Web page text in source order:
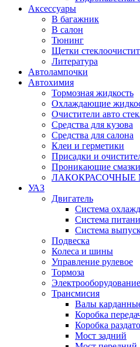
Аксессуары
В багажник
В салон
Тюнинг
Щетки
Литература
Автолампочки
Автохимия
Тормозная жидкость
Охлаждающие
Очистители авто
Средства для кузова
Средства для салона
Клеи и герметики
Присадки и
Проникающие смазки
ЛАКОКРАСОЧНЫЕ
УАЗ
Двигатель
Система
Система
Система
Подвеска
Колеса и шины
Управление рулевое
Тормоза
Электрооборудование
Трансмисия
Валы
Коробка
Коробка
Мост задний